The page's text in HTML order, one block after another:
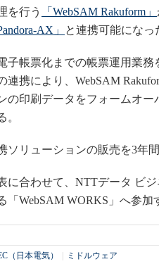
を行う
「WebSAM Rakuform」
AX」 と連携可能になっ
帳票化までの帳票運用業務
連携により、WebSAM
の印刷データをフォームオ
。
リューションの販売を3年間
合わせて、NTTデータ ビ
「WebSAM WORKS」へ参加
（日本電気） ミドルウェア